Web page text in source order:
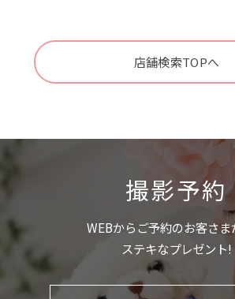
店舗検索TOPへ
撮影予約
WEBからご予約のお客さま
ステキなプレゼント!